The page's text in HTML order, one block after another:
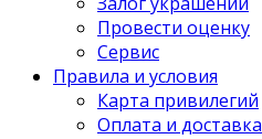
Провести оценку
Сервис
Правила и условия
Карта привилегий
Оплата и доставка